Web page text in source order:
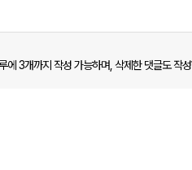
에 3개까지 작성 가능하며, 삭제한 댓글도 작